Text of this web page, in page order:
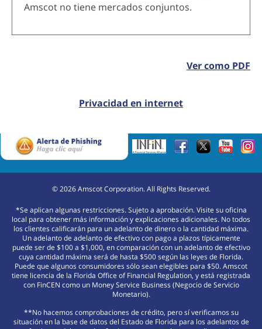
Amscot no tiene mercados conjuntos.
Ver como PDF
Privacidad en internet
©2026Amscot Corporation. All Rights Reserved.
*Se aplican algunas restricciones. Sujeto a aprobación. Visite su oficina
local para obtener más información y explicaciones adicionales. No todos
los clientes calificarán para un adelanto de dinero o la cantidad máxima.
Un adelanto de adelanto de efectivo con pago a plazos típicamente
puede ser de $100 a $1,000, en comparación con un adelanto de efectivo
cuya cantidad máxima será de hasta $500 según las leyes de Florida.
Puede que algunos consumidores sólo sean elegibles para $50. Amscot
tiene licencia de la Florida Office of Financial Regulation, y está registrada
con FinCEN como un Money Service Business (Negocio de Servicio
Monetario).
**No hacemos comprobaciones de crédito, pero sí verificamos su
situación en la base de datos del Estado de Florida para los adelantos de